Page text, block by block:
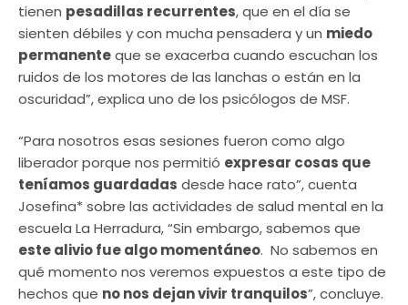
tienen pesadillas recurrentes, que en el día se
sienten débiles y con mucha pensadera y un miedo
permanenteque se exacerba cuando escuchan los
ruidos de los motores de las lanchas o están en la
oscuridad”, explica uno de los psicólogos de MSF.
“Para nosotros esas sesiones fueron como algo
liberador porque nos permitió expresar cosas que
teníamos guardadas desde hace rato”, cuenta
Josefina* sobre las actividades de salud mental en la
escuela La Herradura, “Sin embargo, sabemos que
este alivio fue algo momentáneo. No sabemos en
qué momento nos veremos expuestos a este tipo de
hechos que no nos dejan vivir tranquilos”, concluye.